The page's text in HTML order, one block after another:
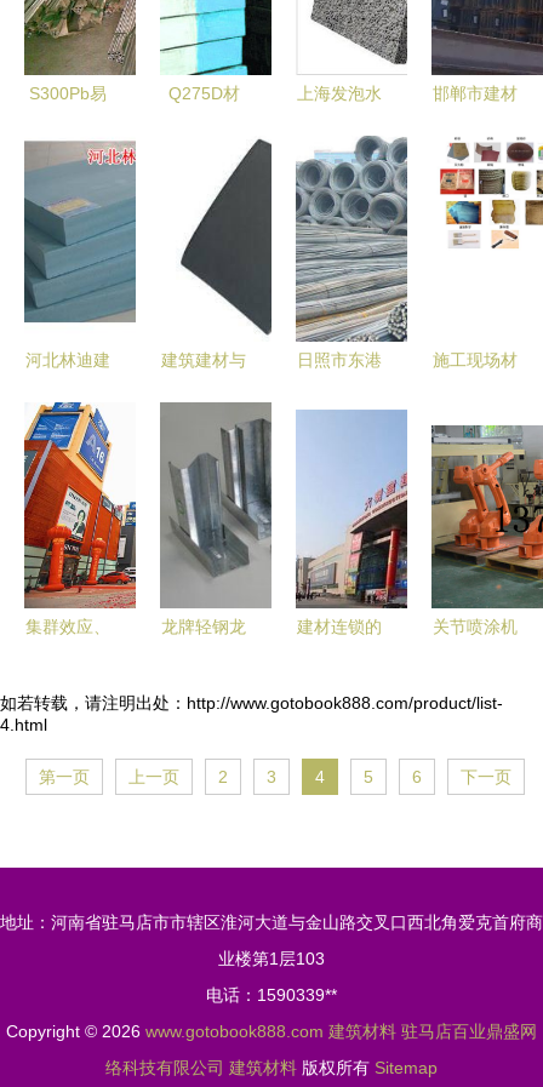
S300Pb易
厂家专业订
做非标规
格-【效果
图,产品图,
型号图,工
程图】-中
备
Q275D材
圆棒市场价
格分析
上海发泡水
山东专业厂
家，品质之
选
邯郸市建材
格一览表及
市场分析
河北林迪建
苯乙烯挤塑
板厂的专业
制造与品质
保障
建筑建材与
现代建筑业
的双翼
日照市东港
网机械设备
的优质选择
施工现场材
细清单收藏
版
集群效应、
市场易旺
机械设备行
业的新机遇
龙牌轻钢龙
产品图片与
建材连锁的
市场卖场化
关节喷涂机
喷漆机器人
设备应用详
如若转载，请注明出处：http://www.gotobook888.com/product/list-
4.html
第一页 上一页 2 3 4 5 6 下一页
地址：河南省驻马店市市辖区淮河大道与金山路交叉口西北角爱克首府商
业楼第1层103
电话：1590339**
Copyright © 2026 www.gotobook888.com 建筑材料 驻马店百业鼎盛网
络科技有限公司 建筑材料 版权所有 Sitemap